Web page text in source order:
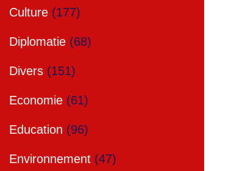
Culture (177)
Diplomatie (68)
Divers (151)
Economie (61)
Education (96)
Environnement (47)